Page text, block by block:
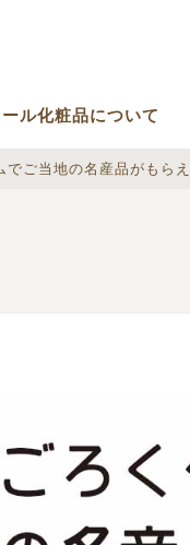
ル化粧品について
でご当地の名産品がもら